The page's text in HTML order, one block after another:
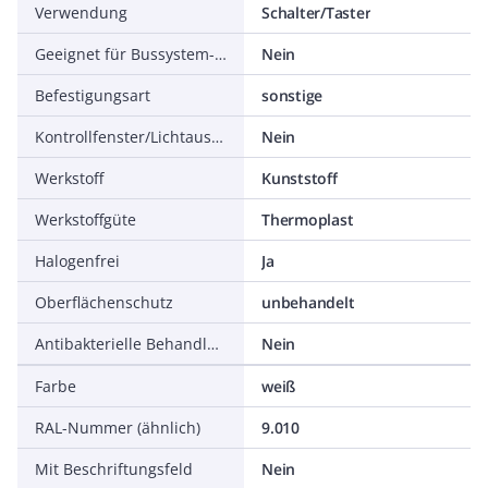
Verwendung
Schalter/Taster
Geeignet für Bussystem-Tasterankopplung
Nein
Befestigungsart
sonstige
Kontrollfenster/Lichtauslass
Nein
Werkstoff
Kunststoff
Werkstoffgüte
Thermoplast
Halogenfrei
Ja
Oberflächenschutz
unbehandelt
Antibakterielle Behandlung
Nein
Farbe
weiß
RAL-Nummer (ähnlich)
9.010
Mit Beschriftungsfeld
Nein